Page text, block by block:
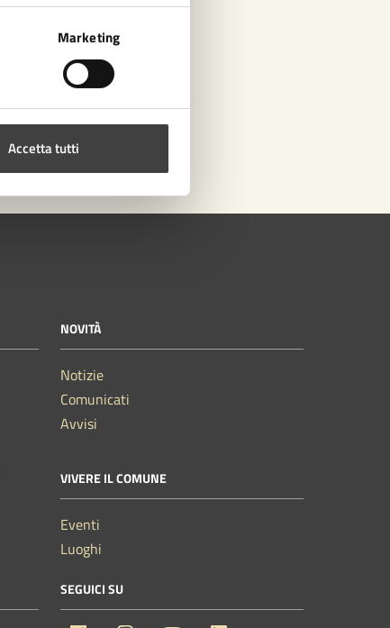
Marketing
Accetta tutti
NOVITÀ
Notizie
Comunicati
Avvisi
VIVERE IL COMUNE
Eventi
Luoghi
SEGUICI SU